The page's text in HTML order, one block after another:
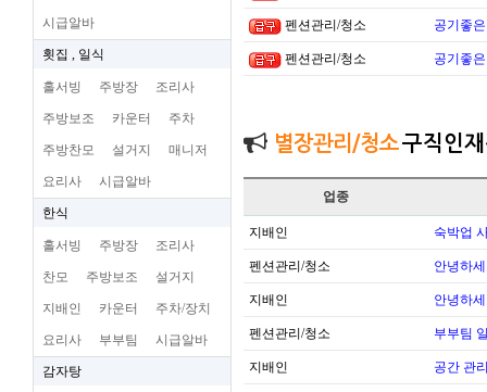
시급알바
횟집 , 일식
홀서빙 주방장 조리사
주방보조 카운터 주차
주방찬모 설거지 매니저
요리사 시급알바
한식
홀서빙 주방장 조리사
찬모 주방보조 설거지
지배인 카운터 주차/장치
요리사 부부팀 시급알바
감자탕
펜션관리/청소 공기좋
펜션관리/청소 공기좋
별장관리/청소구직인
업종
지배인 숙박업
펜션관리/청소 안녕하
지배인 안녕하
펜션관리/청소 부부팀
지배인 공간 관